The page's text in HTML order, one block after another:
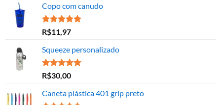
Copo com canudo
Avaliação
5.00
de 5
R$11,97
Squeeze personalizado
Avaliação
5.00
de 5
R$30,00
Caneta plástica 401 grip preto